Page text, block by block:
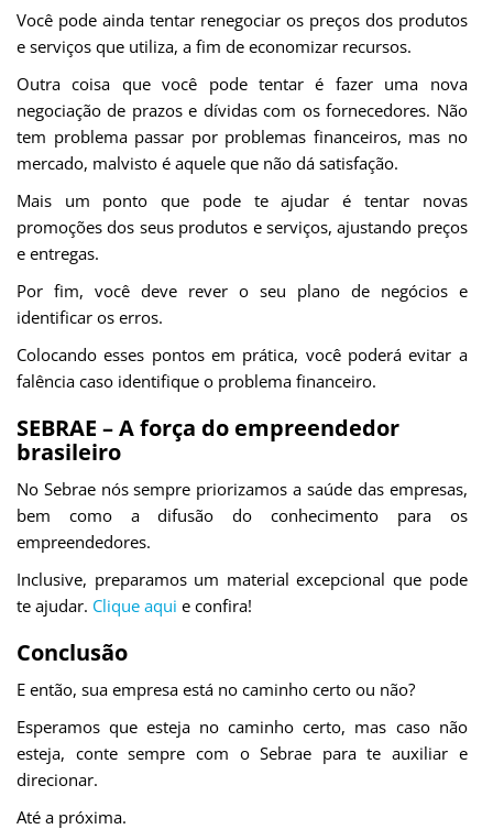
Você pode ainda tentar renegociar os preços dos produtos
e serviços que utiliza, a fim de economizar recursos.
Outra coisa que você pode tentar é fazer uma nova
negociação de prazos e dívidas com os fornecedores. Não
tem problema passar por problemas financeiros, mas no
mercado, malvisto é aquele que não dá satisfação.
Mais um ponto que pode te ajudar é tentar novas
promoções dos seus produtos e serviços, ajustando preços
e entregas.
Por fim, você deve rever o seu plano de negócios e
identificar os erros.
Colocando esses pontos em prática, você poderá evitar a
falência caso identifique o problema financeiro.
SEBRAE – A força do empreendedor
brasileiro
No Sebrae nós sempre priorizamos a saúde das empresas,
bem como a difusão do conhecimento para os
empreendedores.
Inclusive, preparamos um material excepcional que pode
te ajudar. Clique aqui e confira!
Conclusão
E então, sua empresa está no caminho certo ou não?
Esperamos que esteja no caminho certo, mas caso não
esteja, conte sempre com o Sebrae para te auxiliar e
direcionar.
Até a próxima.